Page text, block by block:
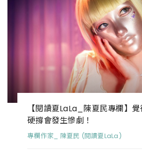
【閱讀夏LaLa_陳夏民專欄】
硬撐會發生慘劇！
專欄作家_ 陳夏民 (閱讀夏LaLa)